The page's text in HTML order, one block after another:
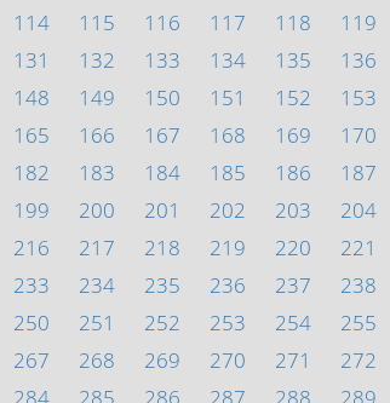
114 115 116 117 118 119
131 132 133 134 135 136
148 149 150 151 152 153
165 166 167 168 169 170
182 183 184 185 186 187
199 200 201 202 203 204
216 217 218 219 220 221
233 234 235 236 237 238
250 251 252 253 254 255
267 268 269 270 271 272